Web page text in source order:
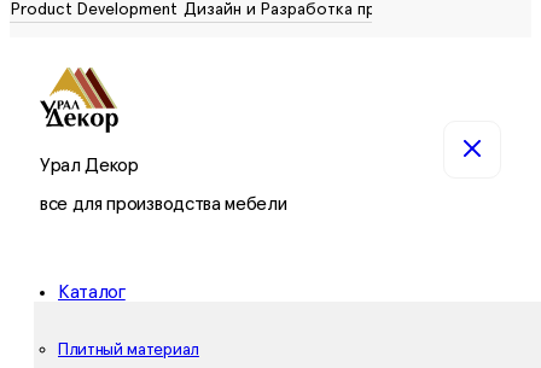
Урал Декор
все для производства мебели
Каталог
Плитный материал